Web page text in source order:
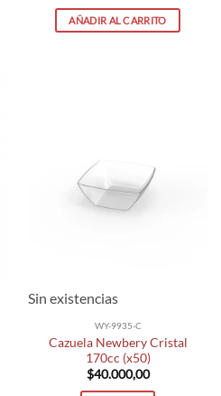
AÑADIR AL CARRITO
Sin existencias
WY-9935-C
Cazuela Newbery Cristal
170cc (x50)
$40.000,00